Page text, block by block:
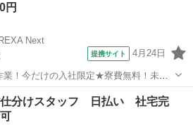
円
Next
提携サイト 4月24日
！今だけの入社限定★寮費無料！未経
中！安定企業で長期で働きたい方オス
登用制度あり！マイカー通勤OK！ワン
》...
駅 その他
仕分けスタッフ 日払い 社宅完